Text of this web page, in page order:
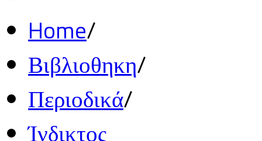
Home/
Βιβλιοθηκη/
Περιοδικά/
Ίνδικτος